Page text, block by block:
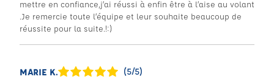
mettre en confiance,j’ai réussi à enfin être à l’aise au volant
.Je remercie toute l’équipe et leur souhaite beaucoup de
réussite pour la suite.!:)
MARIE K. (5/5)